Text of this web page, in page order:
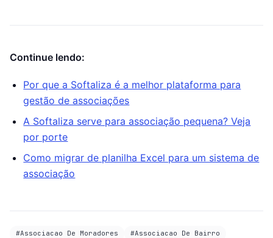
Continue lendo:
Por que a Softaliza é a melhor plataforma para
gestão de associações
A Softaliza serve para associação pequena? Veja
por porte
Como migrar de planilha Excel para um sistema de
associação
#Associacao De Moradores #Associacao De Bairro